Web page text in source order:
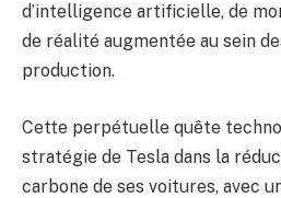
d’intelligence artificielle, de
de réalité augmentée au sein
production.
Cette perpétuelle quête
stratégie de Tesla dans la
carbone de ses voitures, avec